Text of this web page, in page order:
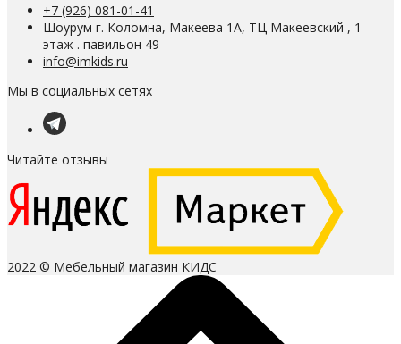
+7 (926) 081-01-41
Шоурум г. Коломна, Макеева 1А, ТЦ Макеевский , 1
этаж . павильон 49
info@imkids.ru
Мы в социальных сетях
Читайте отзывы
2022 © Мебельный магазин КИДС